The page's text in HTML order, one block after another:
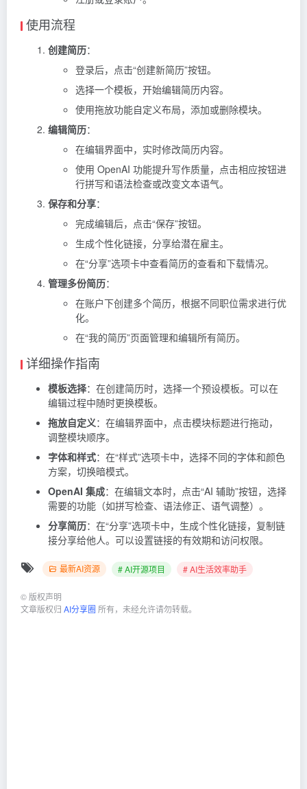
使用流程
创建简历：
登录后，点击“创建新简历”按钮。
选择一个模板，开始编辑简历内容。
使用拖放功能自定义布局，添加或删除模块。
编辑简历：
在编辑界面中，实时修改简历内容。
使用 OpenAI 功能提升写作质量，点击相应按钮进
行拼写和语法检查或改变文本语气。
保存和分享：
完成编辑后，点击“保存”按钮。
生成个性化链接，分享给潜在雇主。
在“分享”选项卡中查看简历的查看和下载情况。
管理多份简历：
在账户下创建多个简历，根据不同职位需求进行优
化。
在“我的简历”页面管理和编辑所有简历。
详细操作指南
模板选择：在创建简历时，选择一个预设模板。可以在
编辑过程中随时更换模板。
拖放自定义：在编辑界面中，点击模块标题进行拖动，
调整模块顺序。
字体和样式：在“样式”选项卡中，选择不同的字体和颜色
方案，切换暗模式。
OpenAI 集成：在编辑文本时，点击“AI 辅助”按钮，选择
需要的功能（如拼写检查、语法修正、语气调整）。
分享简历：在“分享”选项卡中，生成个性化链接，复制链
接分享给他人。可以设置链接的有效期和访问权限。
最新AI资源 # AI开源项目 # AI生活效率助手
© 版权声明
文章版权归 AI分享圈 所有，未经允许请勿转载。